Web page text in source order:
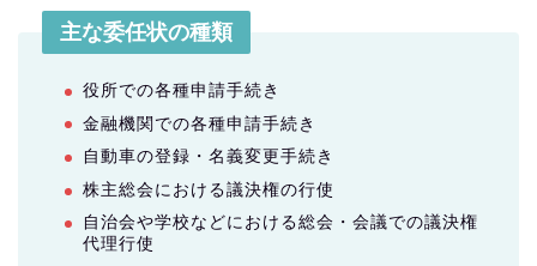
主な委任状の種類
役所での各種申請手続き
金融機関での各種申請手続き
自動車の登録・名義変更手続き
株主総会における議決権の行使
自治会や学校などにおける総会・会議での議決権
代理行使